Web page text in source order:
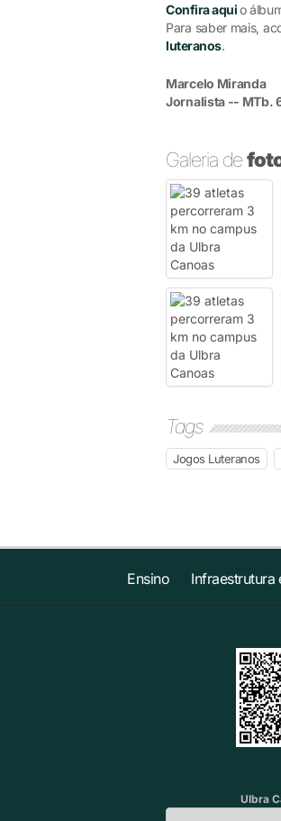
Confira aquio
Para saber mais,
luteranos.
Marcelo Miranda
Jornalista -- MTb.
Galeria de
Tags
Jogos Luteranos
Ensino Infraestrutura
Ulbra